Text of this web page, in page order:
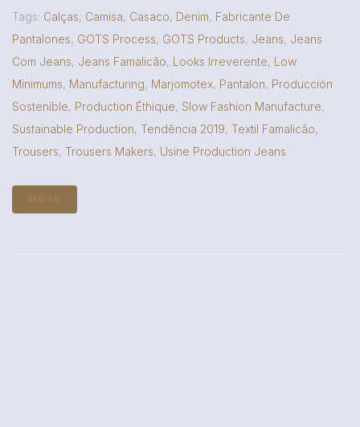
Tags: Calças, Camisa, Casaco, Denim, Fabricante De
Pantalones, GOTS Process, GOTS Products, Jeans, Jeans
Com Jeans, Jeans Famalicão, Looks Irreverente, Low
Minimums, Manufacturing, Marjomotex, Pantalon, Producción
Sostenible, Production Éthique, Slow Fashion Manufacture,
Sustainable Production, Tendência 2019, Textil Famalicão,
Trousers, Trousers Makers, Usine Production Jeans